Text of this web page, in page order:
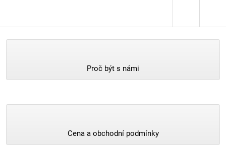
Proč být s námi
Cena a obchodní podmínky